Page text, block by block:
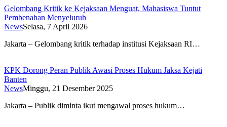
Gelombang Kritik ke Kejaksaan Menguat, Mahasiswa Tuntut
Pembenahan Menyeluruh
NewsSelasa, 7 April 2026
Jakarta – Gelombang kritik terhadap institusi Kejaksaan RI…
KPK Dorong Peran Publik Awasi Proses Hukum Jaksa Kejati
Banten
NewsMinggu, 21 Desember 2025
Jakarta – Publik diminta ikut mengawal proses hukum…